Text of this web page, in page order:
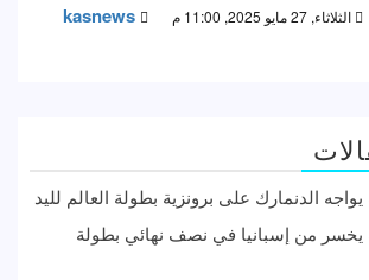
الثلاثاء, 27 مايو 2025, 11:00 م kasnews
الدنمارك على برونزية بطولة العالم لليد
يخسر من إسبانيا في نصف نهائي بطولة